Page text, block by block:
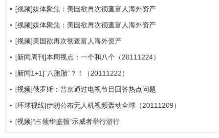
[视频]媒体聚焦：美国欲再次彻查富人海外资产
[视频]媒体聚焦：美国欲再次彻查富人海外资产
[视频]美国欲再次彻查富人海外资产
[新闻周刊]本周视点：一个和八个（20111224）
[新闻1+1]“八胞胎”？！（20111222）
[视频]俄罗斯：普京通过电视节目回答热点问题
[环球视线]伊朗公布无人机视频轰动全球（20111209）
[视频]“占领华盛顿”示威者举行游行